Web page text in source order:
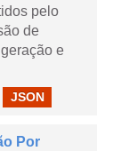
pelo
de
e
JSON
Por